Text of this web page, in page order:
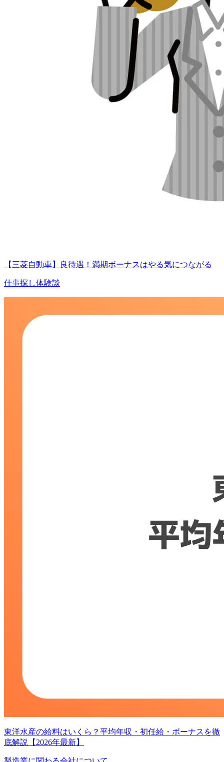
【三菱自動車】良待遇！満期ボーナスはやる気につながる
仕事探し体験談
東洋水産の給料はいくら？平均年収・初任給・ボーナスを徹
底解説【2026年最新】